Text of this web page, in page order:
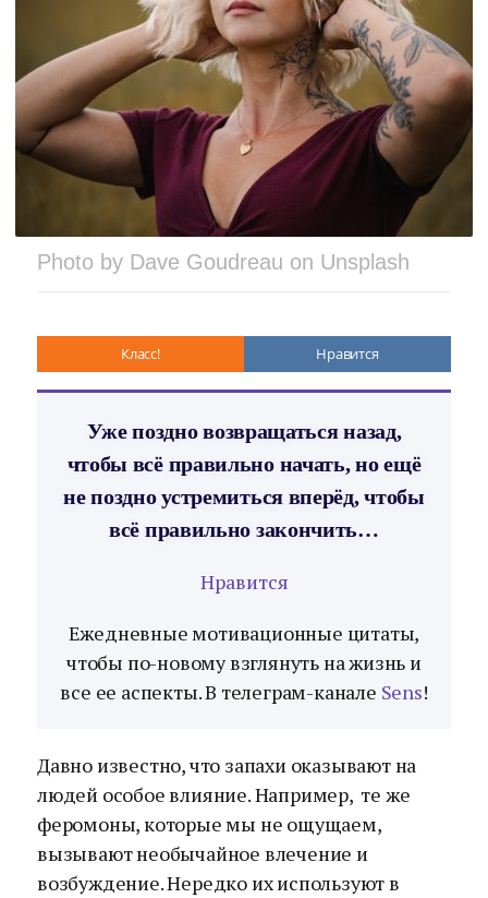
Photo by Dave Goudreau on Unsplash
Класс! Нравится
Уже поздно возвращаться назад,
чтобы всё правильно начать, но ещё
не поздно устремиться вперёд, чтобы
всё правильно закончить…
Нравится
Ежедневные мотивационные цитаты,
чтобы по-новому взглянуть на жизнь и
все ее аспекты. В телеграм-канале Sens!
Давно известно, что запахи оказывают на
людей особое влияние. Например, те же
феромоны, которые мы не ощущаем,
вызывают необычайное влечение и
возбуждение. Нередко их используют в